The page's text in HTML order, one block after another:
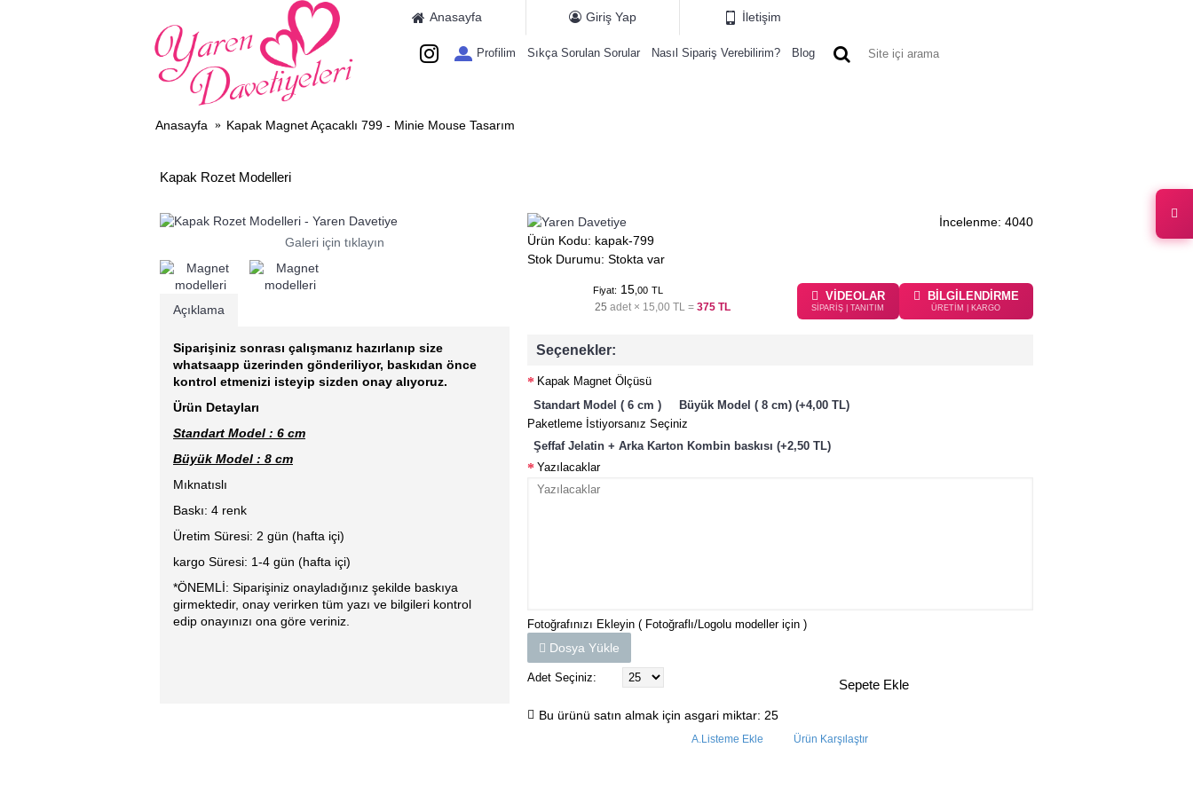
Anasayfa Giriş Yap İletişim
Profilim Sıkça Sorulan Sorular Nasıl Sipariş Verebilirim? Blog
Anasayfa Kapak Magnet Açacaklı 799 - Minie Mouse Tasarım
Kapak Rozet Modelleri
Galeri için tıklayın
Açıklama
Siparişiniz sonrası çalışmanız hazırlanıp size
whatsaapp üzerinden gönderiliyor, baskıdan önce
kontrol etmenizi isteyip sizden onay alıyoruz.
Ürün Detayları
Standart Model : 6 cm
Büyük Model : 8 cm
Mıknatıslı
Baskı: 4 renk
Üretim Süresi: 2 gün (hafta içi)
kargo Süresi: 1-4 gün (hafta içi)
*ÖNEMLİ: Siparişiniz onayladığınız şekilde baskıya
girmektedir, onay verirken tüm yazı ve bilgileri kontrol
edip onayınızı ona göre veriniz.
İncelenme: 4040
Ürün Kodu: kapak-799
Stok Durumu: Stokta var
Fiyat: 15 ,00 TL
25 adet × 15,00 TL =375 TL
VİDEOLAR
SİPARİŞ | TANITIM
BİLGİLENDİRME
ÜRETİM | KARGO
Seçenekler:
Kapak Magnet Ölçüsü
Standart Model ( 6 cm )
Büyük Model ( 8 cm) (+4,00 TL)
Paketleme İstiyorsanız Seçiniz
Şeffaf Jelatin + Arka Karton Kombin baskısı (+2,50 TL)
Yazılacaklar
Fotoğrafınızı Ekleyin ( Fotoğraflı/Logolu modeller için )
Dosya Yükle
Adet Seçiniz: Sepete Ekle
Bu ürünü satın almak için asgari miktar: 25
A.Listeme Ekle Ürün Karşılaştır